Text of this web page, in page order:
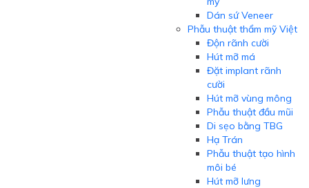
Dán sứ Veneer
Phẫu thuật thẩm mỹ Việt
Độn rãnh cười
Hút mỡ má
Đặt implant rãnh
cười
Hút mỡ vùng mông
Phẫu thuật đầu mũi
Di sẹo bằng TBG
Hạ Trán
Phẫu thuật tạo hình
môi bé
Hút mỡ lưng